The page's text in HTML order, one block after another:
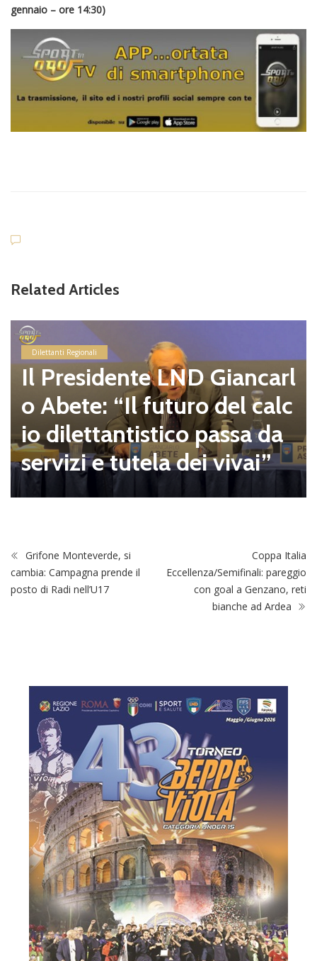
gennaio – ore 14:30)
Related Articles
Dilettanti Regionali
Il Presidente LND Giancarl
o Abete: “Il futuro del calc
io dilettantistico passa da
servizi e tutela dei vivai”
Grifone Monteverde, si
cambia: Campagna prende il
posto di Radi nell’U17
Coppa Italia
Eccellenza/Semifinali: pareggio
con goal a Genzano, reti
bianche ad Ardea